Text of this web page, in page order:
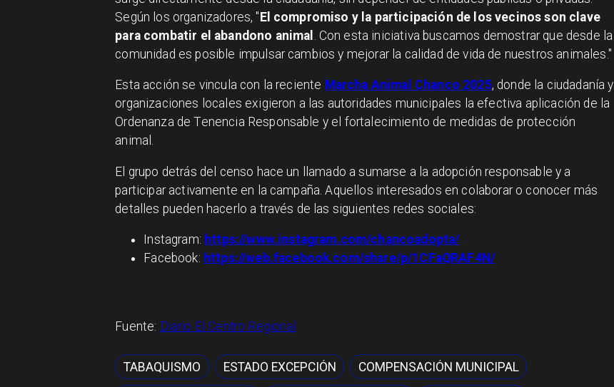
Según los organizadores, "El compromiso y la participación de los vecinos son clave
para combatir el abandono animal
. Con esta iniciativa buscamos demostrar que desde la
comunidad es posible impulsar cambios y mejorar la calidad de vida de nuestros animales."
Esta acción se vincula con la reciente Marcha Animal Chanco 2025, donde la ciudadanía y
organizaciones locales exigieron a las autoridades municipales la efectiva aplicación de la
Ordenanza de Tenencia Responsable y el fortalecimiento de medidas de protección
animal.
El grupo detrás del censo hace un llamado a sumarse a la adopción responsable y a
participar activamente en la campaña. Aquellos interesados en colaborar o conocer más
detalles pueden hacerlo a través de las siguientes redes sociales:
Instagram: https://www.instagram.com/chancoadopta/
Facebook: https://web.facebook.com/share/p/1CFaQRAF4N/
Fuente: Diario El Centro Regional
TABAQUISMO ESTADO EXCEPCIÓN COMPENSACIÓN MUNICIPAL